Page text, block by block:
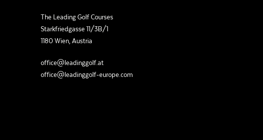
The Leading Golf Courses
Starkfriedgasse 11/3B/1
1180 Wien, Austria
office@leadinggolf.at
office@leadinggolf-europe.com